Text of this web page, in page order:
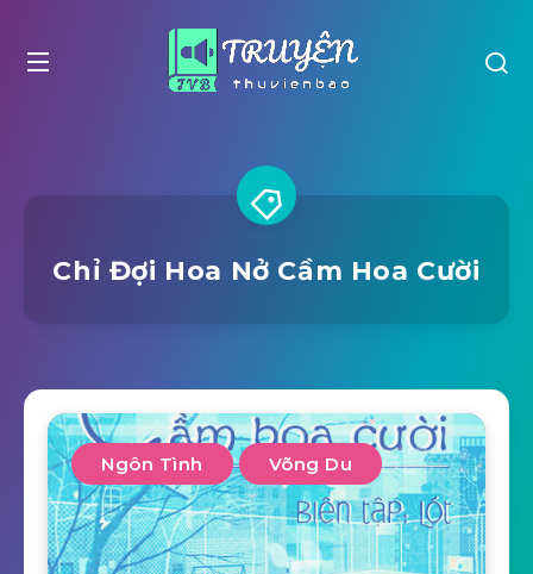
Chỉ Đợi Hoa Nở Cầm Hoa Cười
Ngôn Tình Võng Du